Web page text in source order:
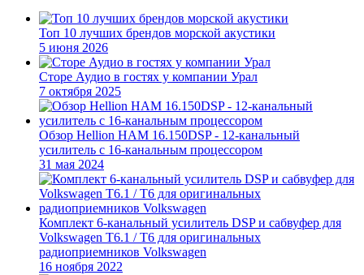
Топ 10 лучших брендов морской акустики
5 июня 2026
Сторе Аудио в гостях у компании Урал
7 октября 2025
Обзор Hellion HAM 16.150DSP - 12-канальный
усилитель с 16-канальным процессором
31 мая 2024
Комплект 6-канальный усилитель DSP и сабвуфер для
Volkswagen T6.1 / T6 для оригинальных
радиоприемников Volkswagen
16 ноября 2022